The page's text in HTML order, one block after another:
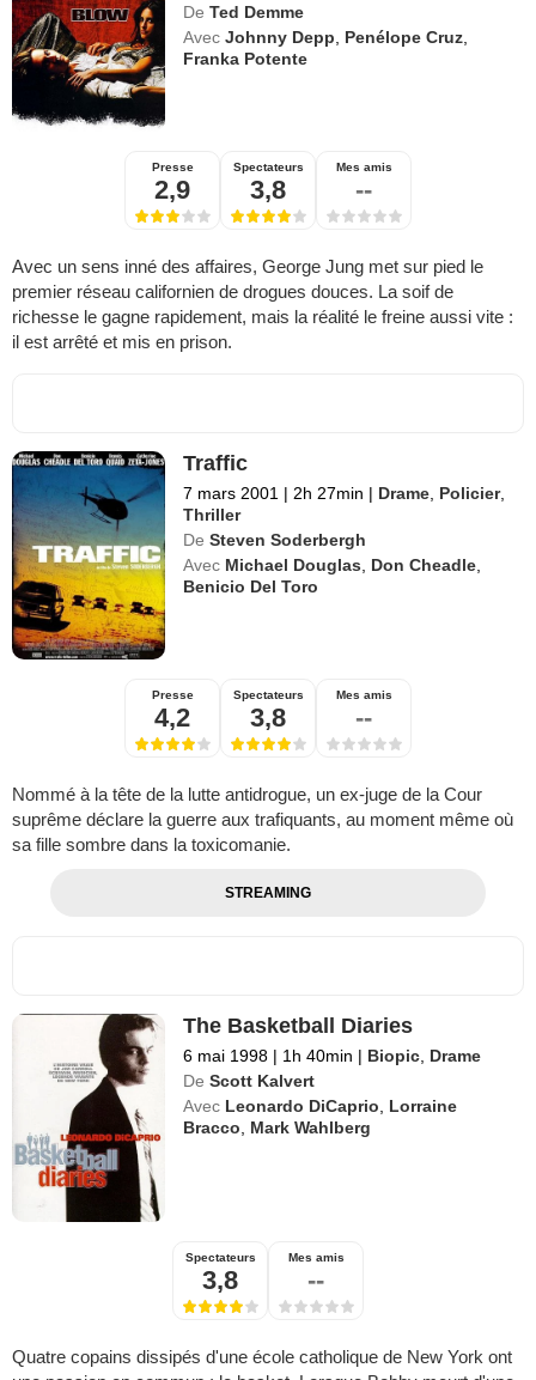
De Ted Demme
Avec Johnny Depp Penélope Cruz
Franka Potente
Presse
2,9
Spectateurs
3,8
Mes amis
--
Avec un sens inné des affaires, George Jung met sur pied le
premier réseau californien de drogues douces. La soif de
richesse le gagne rapidement, mais la réalité le freine aussi vite :
il est arrêté et mis en prison.
Traffic
7 mars 2001 | 2h 27min | Drame Policier,
Thriller
De Steven Soderbergh
Avec Michael Douglas Don Cheadle
Benicio Del Toro
Presse
4,2
Spectateurs
3,8
Mes amis
--
Nommé à la tête de la lutte antidrogue, un ex-juge de la Cour
suprême déclare la guerre aux trafiquants, au moment même où
sa fille sombre dans la toxicomanie.
STREAMING
The Basketball Diaries
6 mai 1998 | 1h 40min | Biopic Drame
De Scott Kalvert
Avec Leonardo DiCaprio
Lorraine
Bracco
Mark Wahlberg
Spectateurs
3,8
Mes amis
--
Quatre copains dissipés d'une école catholique de New York ont